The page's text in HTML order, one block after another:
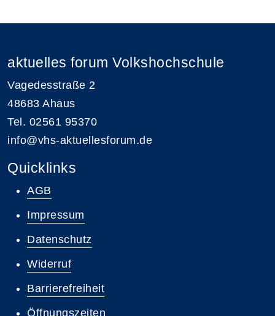
aktuelles forum Volkshochschule
Vagedesstraße 2
48683 Ahaus
Tel. 02561 95370
info@vhs-aktuellesforum.de
Quicklinks
AGB
Impressum
Datenschutz
Widerruf
Barrierefreiheit
Öffnungszeiten